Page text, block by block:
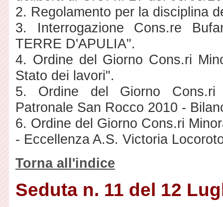
2. Regolamento per la disciplina
3. Interrogazione Cons.re
TERRE D'APULIA".
4. Ordine del Giorno Cons.ri
Stato dei lavori".
5. Ordine del Giorno Cons.ri
Patronale San Rocco 2010 -
6. Ordine del Giorno Cons.ri
- Eccellenza A.S. Victoria
Torna all'indice
Seduta n. 11 del 12